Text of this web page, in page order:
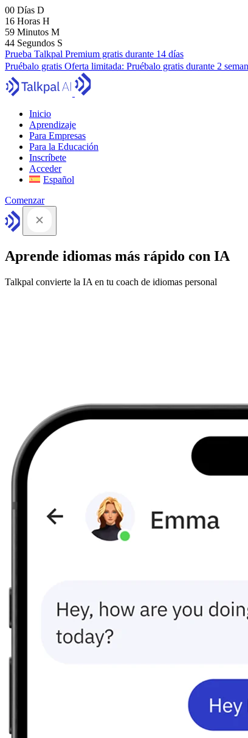
00 Días D
16 Horas H
59 Minutos M
43 Segundos S
Prueba Talkpal Premium gratis durante 14 días
Pruébalo gratis Oferta limitada: Pruébalo gratis durante 2
Inicio
Aprendizaje
Para Empresas
Para la Educación
Inscríbete
Acceder
Español
Comenzar
Aprende idiomas más rápido con IA
Talkpal convierte la IA en tu coach de idiomas personal